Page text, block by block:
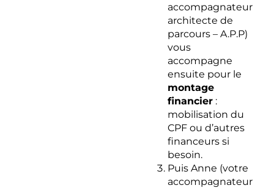
accompagnateur
architecte de
parcours – A.P.P)
vous
accompagne
ensuite pour le
montage
financier :
mobilisation du
CPF ou d’autres
financeurs si
besoin.​
Puis Anne (votre
accompagnateur